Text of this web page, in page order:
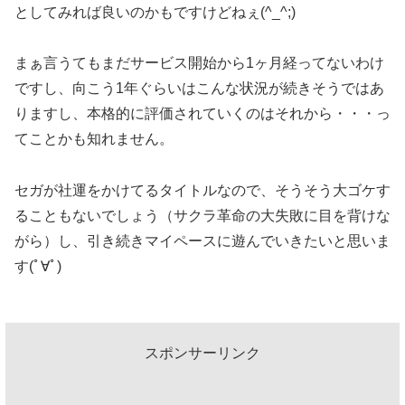
としてみれば良いのかもですけどねぇ(^_^;)
まぁ言うてもまだサービス開始から1ヶ月経ってないわけ
ですし、向こう1年ぐらいはこんな状況が続きそうではあ
りますし、本格的に評価されていくのはそれから・・・っ
てことかも知れません。
セガが社運をかけてるタイトルなので、そうそう大ゴケす
ることもないでしょう（サクラ革命の大失敗に目を背けな
がら）し、引き続きマイペースに遊んでいきたいと思いま
す(ﾟ∀ﾟ)
スポンサーリンク